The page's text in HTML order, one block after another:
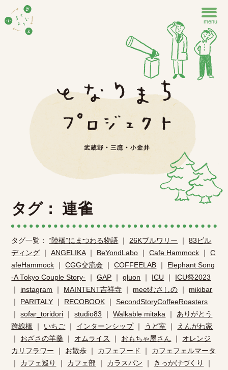
menu
タグ： 連雀
タグ一覧：“陸橋”にまつわる物語 ｜ 26Kブルワリー ｜83ビル
ディング ｜ANGELIKA｜ BeYondLabo ｜Cafe Hammock ｜C
afeHammock ｜CGG交流会 ｜COFFEELAB ｜ Elephant Song
-A Tokyo Couple Story- ｜GAP ｜gluon ｜ ICU ｜ ICU祭2023
｜ instagram ｜ MAINTENT吉祥寺 ｜ meetむさしの ｜ mikibar
｜ PARITALY ｜ RECOBOOK ｜SecondStoryCoffeeRoasters
｜sofar_toridori ｜studio83 ｜Walkable mitaka ｜ ありがとう
跨線橋 ｜ いちご ｜ インターンシップ｜ うど室 ｜
えんがわ家
｜ おざさの羊羹 ｜ オムライス ｜ おもちゃ屋さん ｜ オレンジ
カリフラワー ｜ お散歩 ｜ カフェフード ｜ カフェフェルマータ
｜ カフェ巡り ｜ カフェ部 ｜ カラスパン ｜ きっかけづくり
｜